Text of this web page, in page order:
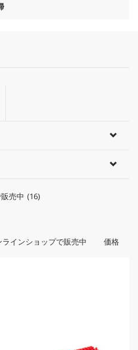
売中 (16)
ラインショップで販売中 価格